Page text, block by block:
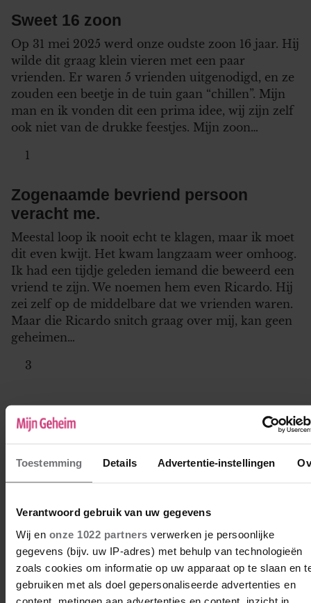
Toestemming Details Advertentie-instellingen
Verantwoord gebruik van uw gegevens
Wij en onze 1022 partners verwerken je persoonlijke
gegevens (bijv. uw IP-adres) met behulp van technologieën
zoals cookies om informatie op uw apparaat op te slaan en
gebruiken met als doel gepersonaliseerde advertenties en
Sweet 16 zoon
Op 31 mei 2025 werd onze oudste zoon 16 jaar. Hij
wilde dit graag klein vieren met een paar
vrienden. Er waren 5 vrienden uitgenodigd, en ze
zouden een beetje in de tuin gaan “chillen”. Mijn
man en ik vonden dit een prima idee, wij zijn zelf
ook niet van de drukke feestjes. Mijn zoon…
1
Zogenaamde bevriend persoon
veracht me.
Meestal loop ik nooit echt te klagen, maar ik moet
dit even kwijt. Het kwam langzaam weer omhoog.
Ik had een tijdje geleden iemand die beweerd een
vriend te zijn. We noemen hem even Ricardo. Hij
zei zelf op de middelbare dat we vrienden waren.
Maar die Ricardo snitch graag over mij, kan geen
geheimen…
3
Mijn man is onhygiënisch en
agressief
Na een pijnlijke relatie met narcistisch geweld op
man ontmoet via een datingsite. Ik stond weer
open voor de liefde en ik voelde me erg eenzaam.
Ik was bang dat ik net als mijn zus alleen zou
blijven zonder kinderen. Op een dag installeerde
ik een…